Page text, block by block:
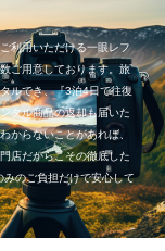
利用いただける一眼レフ
ご用意しております。旅
ルでき、『3泊4日で往復
タル商品の返却も届いた
からないことがあれば、
店だからこその徹底した
のご負担だけで安心して